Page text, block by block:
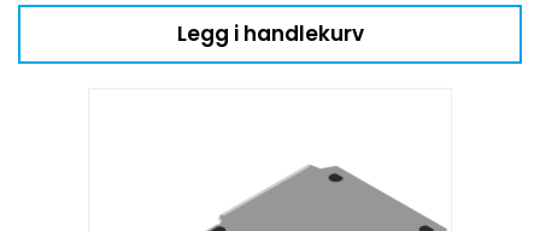
Legg i handlekurv